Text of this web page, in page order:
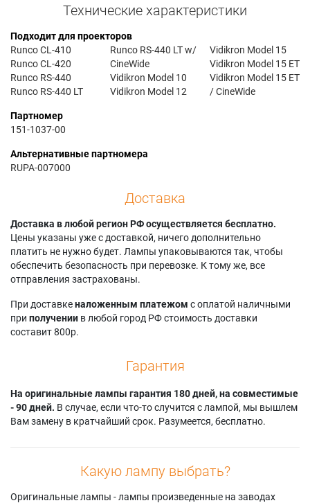
Технические характеристики
Подходит для проекторов
Runco CL-410
Runco CL-420
Runco RS-440
Runco RS-440 LT
Runco RS-440 LT w/
CineWide
Vidikron Model 10
Vidikron Model 12
Vidikron Model 15
Vidikron Model 15 ET
Vidikron Model 15 ET
/ CineWide
Партномер
151-1037-00
Альтернативные партномера
RUPA-007000
Доставка
Доставка в любой регион РФ осуществляется бесплатно.
Цены указаны уже с доставкой, ничего дополнительно
платить не нужно будет. Лампы упаковываются так, чтобы
обеспечить безопасность при перевозке. К тому же, все
отправления застрахованы.
При доставкеналоженным платежом с оплатой наличными
при получении в любой город РФ стоимость доставки
составит 800р.
Гарантия
На оригинальные лампы гарантия 180 дней, на совместимые
- 90 дней. В случае, если что-то случится с лампой, мы вышлем
Вам замену в кратчайший срок. Разумеется, бесплатно.
Какую лампу выбрать?
Оригинальные лампы - лампы произведенные на заводах